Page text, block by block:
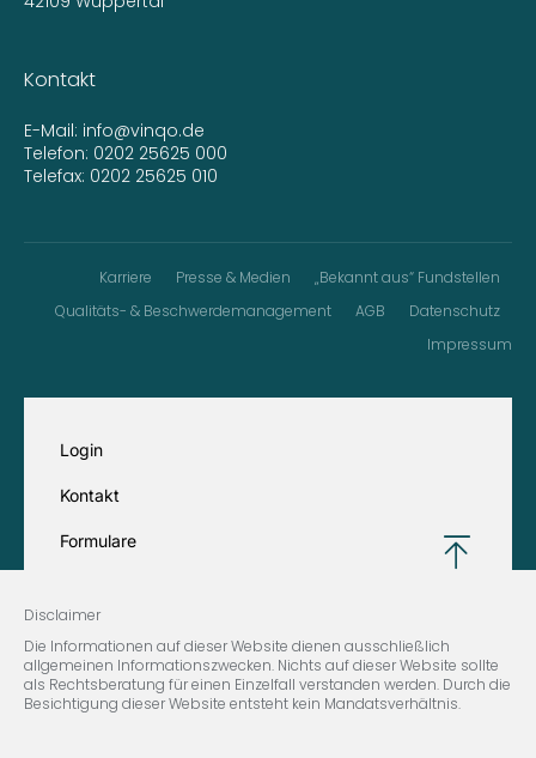
Kontakt
E-Mail: info@vinqo.de
Telefon: 0202 25625 000
Telefax: 0202 25625 010
Karriere Presse & Medien
„Bekannt aus“ Fundstellen
Qualitäts- & Beschwerdemanagement
AGB
Datenschutz
Impressum
Login
Kontakt
Formulare
Disclaimer
Die Informationen auf dieser Website dienen ausschließlich
allgemeinen Informationszwecken. Nichts auf dieser Website sollte
als Rechtsberatung für einen Einzelfall verstanden werden. Durch die
Besichtigung dieser Website entsteht kein Mandatsverhältnis.